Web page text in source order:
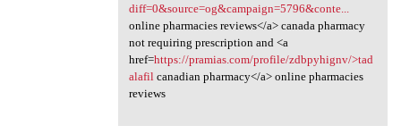
diff=0&source=og&campaign=5796&conte...
online pharmacies reviews</a> canada pharmacy
not requiring prescription and <a
href=https://pramias.com/profile/zdbpyhignv/>tad
alafil canadian pharmacy</a> online pharmacies
reviews